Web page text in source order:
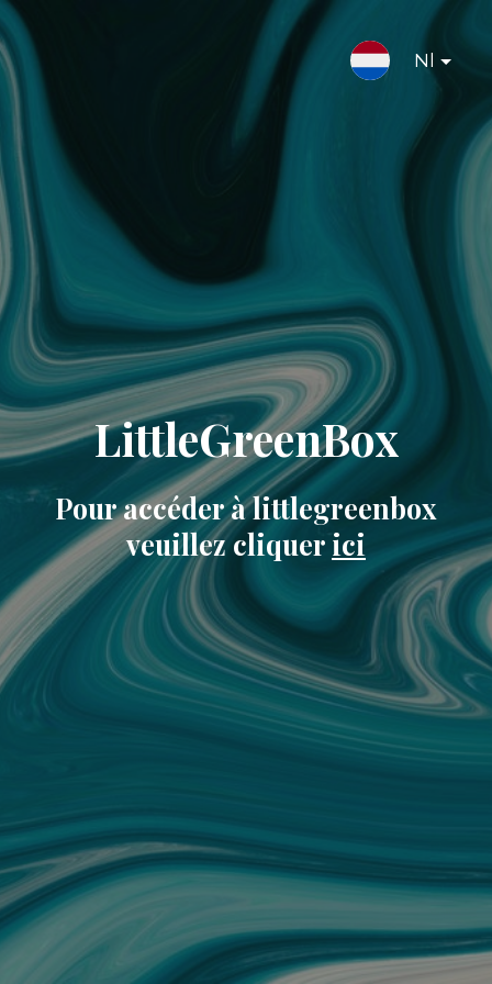
Nl
LittleGreenBox
Pour accéder à littlegreenbox
veuillez cliquer ici